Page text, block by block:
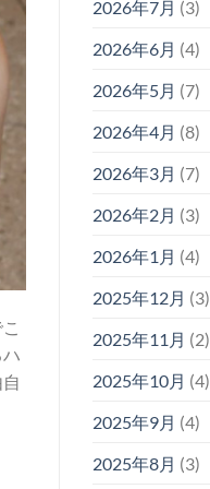
2026年7月 (3)
2026年6月 (4)
2026年5月 (7)
2026年4月 (8)
2026年3月 (7)
2026年2月 (3)
2026年1月 (4)
2025年12月 (3)
2025年11月 (2)
2025年10月 (4)
2025年9月 (4)
2025年8月 (3)